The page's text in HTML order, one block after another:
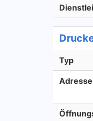
Typ
Adresse